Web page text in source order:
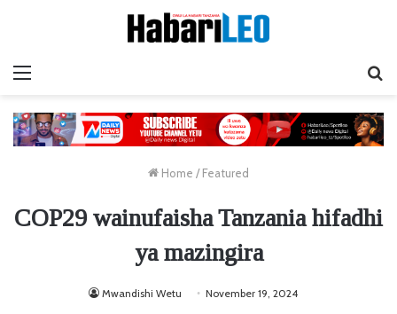
Home / Featured
COP29 wainufaisha Tanzania hifadhi
ya mazingira
Mwandishi Wetu November 19, 2024